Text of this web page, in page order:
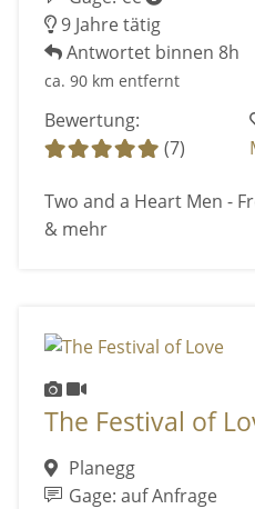
9 Jahre tätig
Antwortet binnen 8h
ca. 90 km entfernt
Bewertung:
(7)
Two and a Heart Men -
& mehr
The Festival of
Planegg
Gage: auf Anfrage